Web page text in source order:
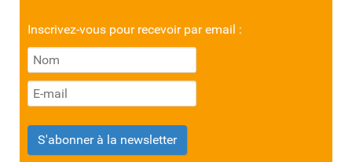
Inscrivez-vous pour recevoir par email :
S'abonner à la newsletter